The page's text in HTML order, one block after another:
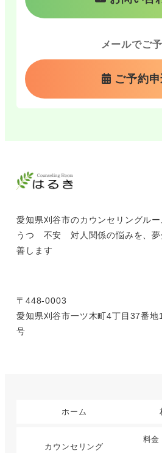
メールでご
ご予約
愛知県刈谷市のカウンセリングルー
うつ 不安 対人関係の悩みを、
善します
〒448-0003
愛知県刈谷市一ツ木町4丁目37番
号
ホーム
カウンセリング
料金